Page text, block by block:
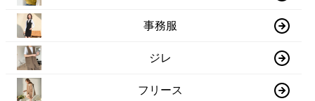
事務服
ジレ
フリース